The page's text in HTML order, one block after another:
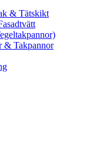
& Tätskikt
& Takpannor